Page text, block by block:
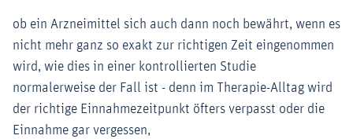
ob ein Arzneimittel sich auch dann noch bewährt, wenn es
nicht mehr ganz so exakt zur richtigen Zeit eingenommen
wird, wie dies in einer kontrollierten Studie
normalerweise der Fall ist - denn im Therapie-Alltag wird
der richtige Einnahmezeitpunkt öfters verpasst oder die
Einnahme gar vergessen,